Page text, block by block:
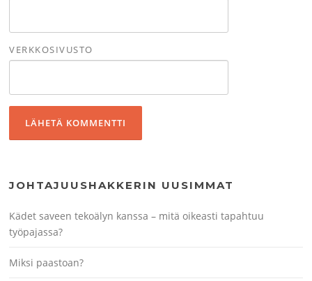
VERKKOSIVUSTO
JOHTAJUUSHAKKERIN UUSIMMAT
Kädet saveen tekoälyn kanssa – mitä oikeasti tapahtuu
työpajassa?
Miksi paastoan?